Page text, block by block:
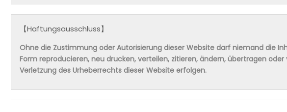
【Haftungsausschluss】
Ohne die Zustimmung oder Autorisierung dieser Website darf niemand die
Form reproducieren, neu drucken, verteilen, zitieren, ändern, übertragen
Verletzung des Urheberrechts dieser Website erfolgen.